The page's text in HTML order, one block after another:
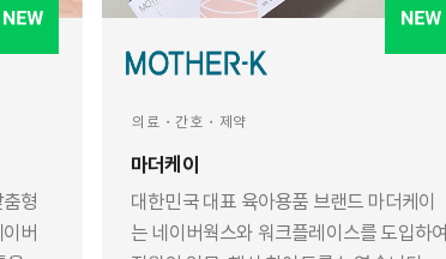
형
버
의료・간호・제약
마더케이
대한민국 대표 육아용품 브랜드 마더케이
는 네이버웍스와 워크플레이스를 도입하여